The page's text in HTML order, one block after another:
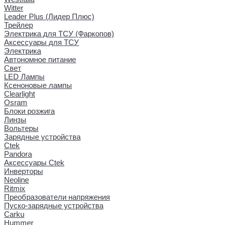
Witter
Leader Plus (Лидер Плюс)
Трейлер
Электрика для ТСУ (Фаркопов)
Аксессуары для ТСУ
Электрика
Автономное питание
Свет
LED Лампы
Ксеноновые лампы
Clearlight
Osram
Блоки розжига
Линзы
Вольтеры
Зарядные устройства
Ctek
Pandora
Аксессуары Ctek
Инверторы
Neoline
Ritmix
Преобразователи напряжения
Пуско-зарядные устройства
Carku
Hummer